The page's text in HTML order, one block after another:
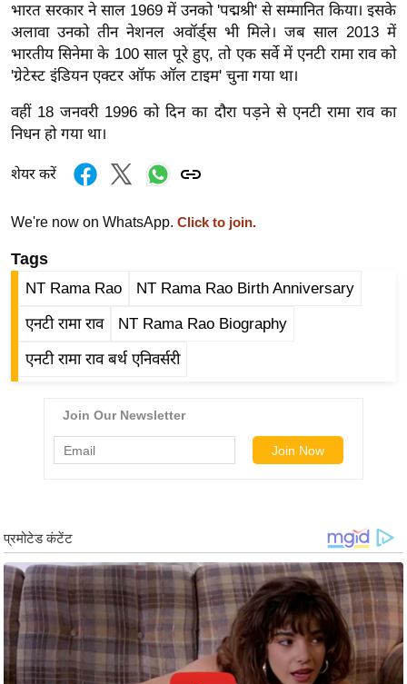
न्यू
ज
ब्री
फ
म
नो
ज
ज
ग
ली
वु
ल्म
स
मी
क्षा
B
r
e
भारत सरकार ने साल 1969 में उनको 'पद्मश्री' से सम्मानित किया। इसके
अलावा उनको तीन नेशनल अवॉर्ड्स भी मिले। जब साल 2013 में
भारतीय सिनेमा के 100 साल पूरे हुए, तो एक सर्वे में एनटी रामा राव को
'ग्रेटेस्ट इंडियन एक्टर ऑफ ऑल टाइम' चुना गया था।
वहीं 18 जनवरी 1996 को दिन का दौरा पड़ने से एनटी रामा राव का
निधन हो गया था।
शेयर करें
We're now on WhatsApp. Click to join.
Tags
NT Rama Rao NT Rama Rao Birth Anniversary
एनटी रामा राव NT Rama Rao Biography
एनटी रामा राव बर्थ एनिवर्सरी